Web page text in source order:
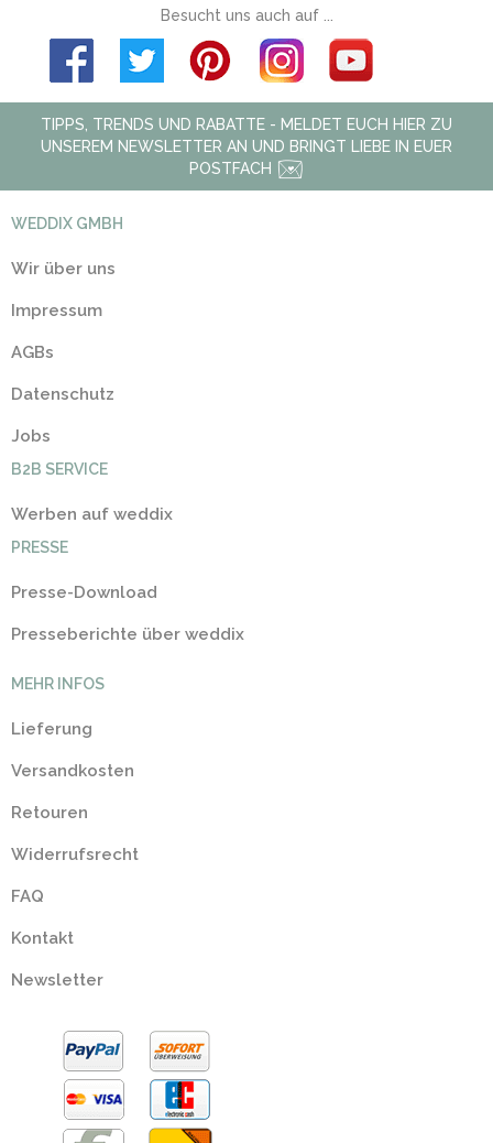
Besucht uns auch auf ...
TIPPS, TRENDS UND RABATTE - MELDET EUCH HIER ZU
UNSEREM NEWSLETTER AN UND BRINGT LIEBE IN EUER
POSTFACH
WEDDIX GMBH
Wir über uns
Impressum
AGBs
Datenschutz
Jobs
B2B SERVICE
Werben auf weddix
PRESSE
Presse-Download
Presseberichte über weddix
MEHR INFOS
Lieferung
Versandkosten
Retouren
Widerrufsrecht
FAQ
Kontakt
Newsletter